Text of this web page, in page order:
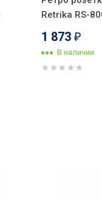
Retrika RS-
1 873 ₽
В наличии